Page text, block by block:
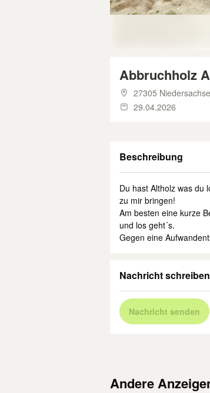
Abbruchholz
27305
29.04.2026
Beschreibung
Du hast Altholz was du
zu mir bringen!
Am besten eine kurze
und los geht´s.
Gegen eine
Nachricht schreiben
Nachricht senden
Andere